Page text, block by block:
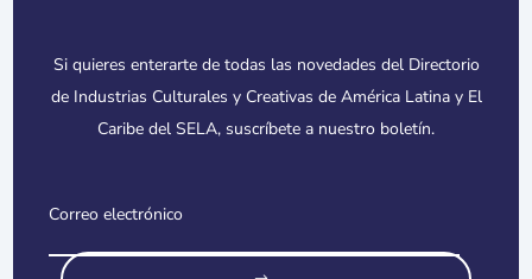
Si quieres enterarte de todas las novedades del Directorio
de Industrias Culturales y Creativas de América Latina y El
Caribe del SELA, suscríbete a nuestro boletín.